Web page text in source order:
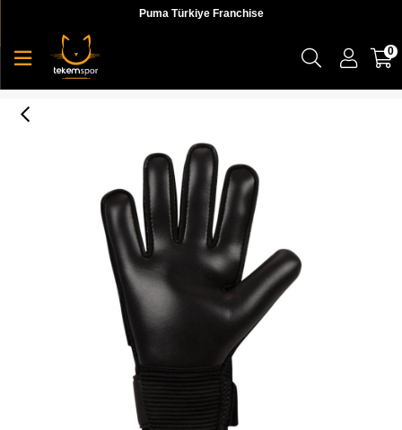
Puma Türkiye Franchise
0